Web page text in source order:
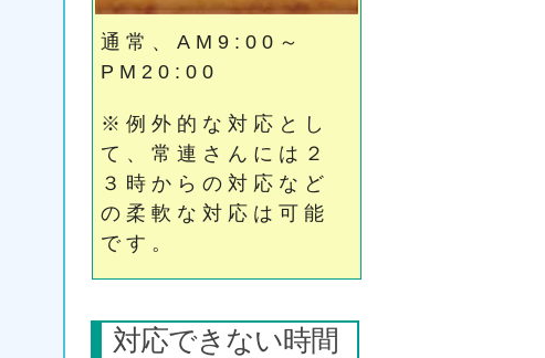
通常、AM9:00～
PM20:00
※例外的な対応とし
て、常連さんには２
３時からの対応など
の柔軟な対応は可能
です。
対応できない時間